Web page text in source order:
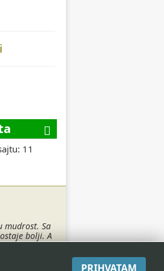
11
mudrost. Sa
bolji. A
PRIHVATAM